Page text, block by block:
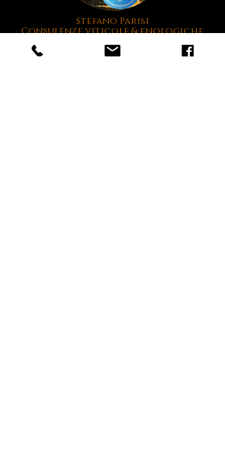
Stefano Parisi
Consulenze viticole & enologiche